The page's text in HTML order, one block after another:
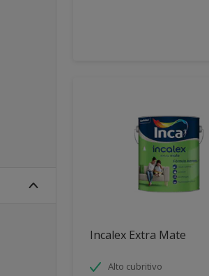
Incalex Extra Mate
Alto cubritivo